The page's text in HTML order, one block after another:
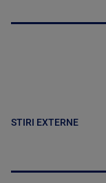
STIRI EXTERNE